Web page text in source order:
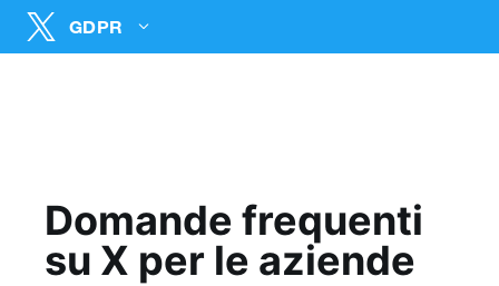
GDPR
Domande frequenti
su X per le aziende
Nederlands